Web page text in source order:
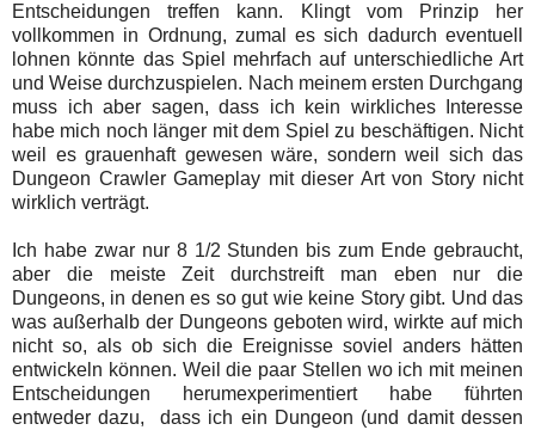
Entscheidungen treffen kann. Klingt vom Prinzip her
vollkommen in Ordnung, zumal es sich dadurch eventuell
lohnen könnte das Spiel mehrfach auf unterschiedliche Art
und Weise durchzuspielen. Nach meinem ersten Durchgang
muss ich aber sagen, dass ich kein wirkliches Interesse
habe mich noch länger mit dem Spiel zu beschäftigen. Nicht
weil es grauenhaft gewesen wäre, sondern weil sich das
Dungeon Crawler Gameplay mit dieser Art von Story nicht
wirklich verträgt.
Ich habe zwar nur 8 1/2 Stunden bis zum Ende gebraucht,
aber die meiste Zeit durchstreift man eben nur die
Dungeons, in denen es so gut wie keine Story gibt. Und das
was außerhalb der Dungeons geboten wird, wirkte auf mich
nicht so, als ob sich die Ereignisse soviel anders hätten
entwickeln können. Weil die paar Stellen wo ich mit meinen
Entscheidungen herumexperimentiert habe führten
entweder dazu, dass ich ein Dungeon (und damit dessen